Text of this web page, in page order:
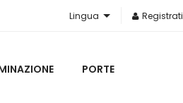
Lingua Registrati
PORTE